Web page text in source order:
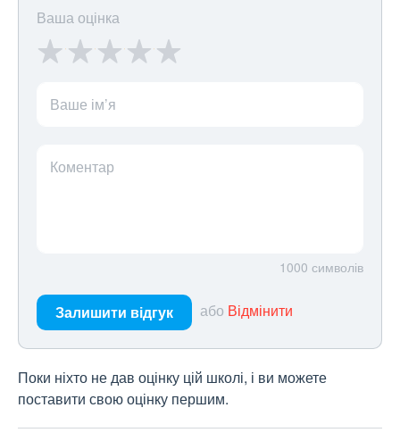
Ваша оцінка
Ваше ім’я
Коментар
1000 символів
Залишити відгук або Відмінити
Поки ніхто не дав оцінку цій школі, і ви можете
поставити свою оцінку першим.